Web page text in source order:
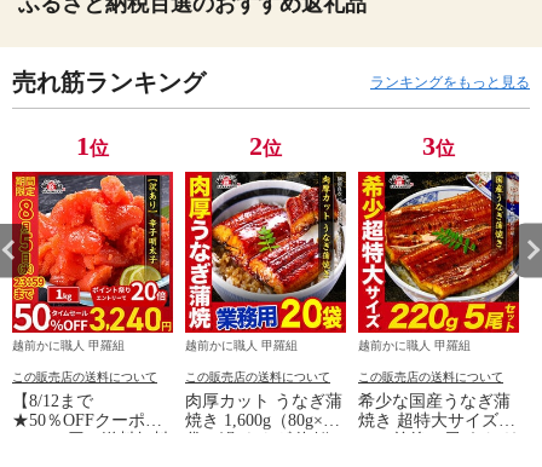
売れ筋ランキング ランキングをもっと見る
1位
越前かに職人 甲羅組
この販売店の送料について
【8/12まで
★50％OFFクーポン
2位
越前かに職人 甲羅組
この販売店の送料について
肉厚カット うなぎ蒲
焼き 1,600g（80g×20
3位
越前かに職人 甲羅組
この販売店の送料について
希少な国産うなぎ蒲
焼き 超特大サイズ